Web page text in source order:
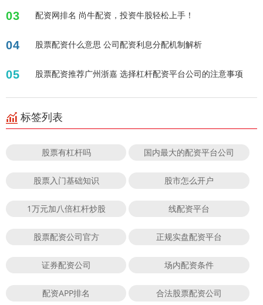
03 配资网排名 尚牛配资，投资牛股轻松上手！
04 股票配资什么意思 公司配资利息分配机制解析
05 股票配资推荐广州浙嘉 选择杠杆配资平台公司的注意事项
标签列表
股票有杠杆吗 国内最大的配资平台公司
股票入门基础知识 股市怎么开户
1万元加八倍杠杆炒股 线配资平台
股票配资公司官方 正规实盘配资平台
证券配资公司 场内配资条件
配资APP排名 合法股票配资公司